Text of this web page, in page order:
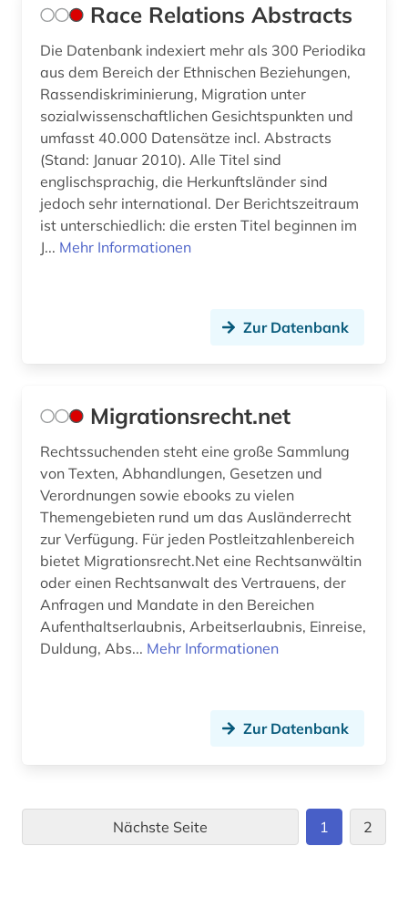
Race Relations Abstracts
Die Datenbank indexiert mehr als 300 Periodika
aus dem Bereich der Ethnischen Beziehungen,
Rassendiskriminierung, Migration unter
sozialwissenschaftlichen Gesichtspunkten und
umfasst 40.000 Datensätze incl. Abstracts
(Stand: Januar 2010). Alle Titel sind
englischsprachig, die Herkunftsländer sind
jedoch sehr international. Der Berichtszeitraum
ist unterschiedlich: die ersten Titel beginnen im
J... Mehr Informationen
Zur Datenbank
Migrationsrecht.net
Rechtssuchenden steht eine große Sammlung
von Texten, Abhandlungen, Gesetzen und
Verordnungen sowie ebooks zu vielen
Themengebieten rund um das Ausländerrecht
zur Verfügung. Für jeden Postleitzahlenbereich
bietet Migrationsrecht.Net eine Rechtsanwältin
oder einen Rechtsanwalt des Vertrauens, der
Anfragen und Mandate in den Bereichen
Aufenthaltserlaubnis, Arbeitserlaubnis, Einreise,
Duldung, Abs... Mehr Informationen
Zur Datenbank
Nächste Seite 1 2